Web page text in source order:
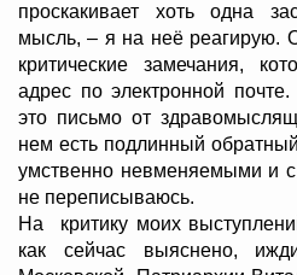
проскакивает хоть одна
мысль, – я на неё реагирую.
критические замечания,
адрес по электронной
это письмо от
нем есть подлинный
умственно невменяемыми и
не переписываюсь.
На критику моих
как сейчас выяснено,